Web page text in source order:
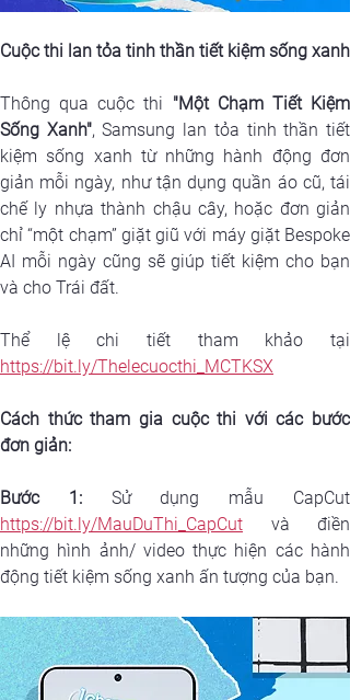
Cuộc thi lan tỏa tinh thần tiết kiệm sống xanh
Thông qua cuộc thi "Một Chạm Tiết Kiệm
Sống Xanh", Samsung lan tỏa tinh thần tiết
kiệm sống xanh từ những hành động đơn
giản mỗi ngày, như tận dụng quần áo cũ, tái
chế ly nhựa thành chậu cây, hoặc đơn giản
chỉ “một chạm” giặt giũ với máy giặt Bespoke
AI mỗi ngày cũng sẽ giúp tiết kiệm cho bạn
và cho Trái đất.
https://bit.ly/Thelecuocthi_MCTKSX
Cách thức tham gia cuộc thi với các bước
đơn giản:
Bước 1:
https://bit.ly/MauDuThi_CapCut và điền
những hình ảnh/ video thực hiện các hành
động tiết kiệm sống xanh ấn tượng của bạn.